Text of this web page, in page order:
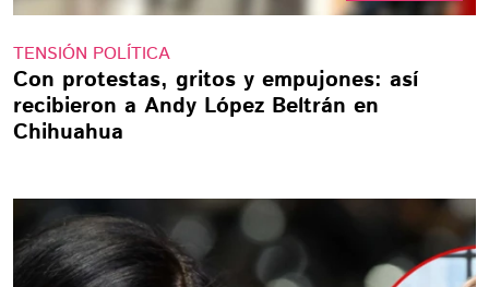
TENSIÓN POLÍTICA
Con protestas, gritos y empujones: así
recibieron a Andy López Beltrán en
Chihuahua